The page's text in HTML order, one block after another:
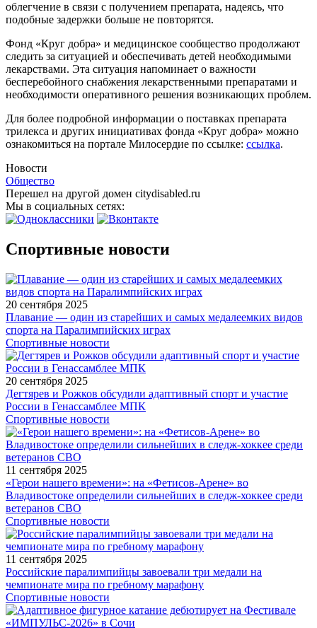
облегчение в связи с получением препарата, надеясь, что
подобные задержки больше не повторятся.
Фонд «Круг добра» и медицинское сообщество продолжают
следить за ситуацией и обеспечивать детей необходимыми
лекарствами. Эта ситуация напоминает о важности
бесперебойного снабжения лекарственными препаратами и
необходимости оперативного решения возникающих проблем.
Для более подробной информации о поставках препарата
трилекса и других инициативах фонда «Круг добра» можно
ознакомиться на портале Милосердие по ссылке: ссылка.
Новости
Общество
Перешел на другой домен citydisabled.ru
Мы в социальных сетях:
Спортивные новости
20 сентября 2025
Плавание — один из старейших и самых медалеемких видов
спорта на Паралимпийских играх
Спортивные новости
20 сентября 2025
Дегтярев и Рожков обсудили адаптивный спорт и участие
России в Генассамблее МПК
Спортивные новости
11 сентября 2025
«Герои нашего времени»: на «Фетисов-Арене» во
Владивостоке определили сильнейших в следж-хоккее среди
ветеранов СВО
Спортивные новости
11 сентября 2025
Российские паралимпийцы завоевали три медали на
чемпионате мира по гребному марафону
Спортивные новости